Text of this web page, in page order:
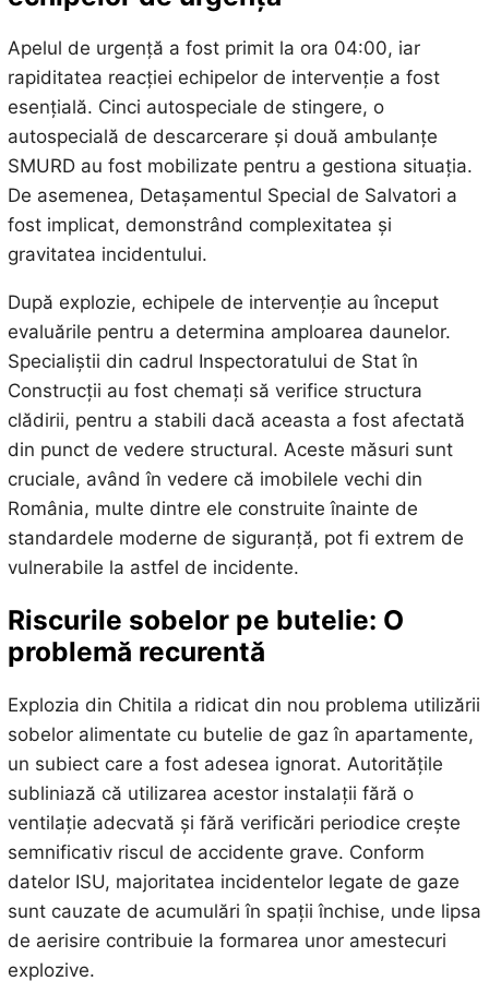
Apelul de urgență a fost primit la ora 04:00, iar
rapiditatea reacției echipelor de intervenție a fost
esențială. Cinci autospeciale de stingere, o
autospecială de descarcerare și două ambulanțe
SMURD au fost mobilizate pentru a gestiona situația.
De asemenea, Detașamentul Special de Salvatori a
fost implicat, demonstrând complexitatea și
gravitatea incidentului.
După explozie, echipele de intervenție au început
evaluările pentru a determina amploarea daunelor.
Specialiștii din cadrul Inspectoratului de Stat în
Construcții au fost chemați să verifice structura
clădirii, pentru a stabili dacă aceasta a fost afectată
din punct de vedere structural. Aceste măsuri sunt
cruciale, având în vedere că imobilele vechi din
România, multe dintre ele construite înainte de
standardele moderne de siguranță, pot fi extrem de
vulnerabile la astfel de incidente.
Riscurile sobelor pe butelie: O
problemă recurentă
Explozia din Chitila a ridicat din nou problema utilizării
sobelor alimentate cu butelie de gaz în apartamente,
un subiect care a fost adesea ignorat. Autoritățile
subliniază că utilizarea acestor instalații fără o
ventilație adecvată și fără verificări periodice crește
semnificativ riscul de accidente grave. Conform
datelor ISU, majoritatea incidentelor legate de gaze
sunt cauzate de acumulări în spații închise, unde lipsa
de aerisire contribuie la formarea unor amestecuri
explozive.